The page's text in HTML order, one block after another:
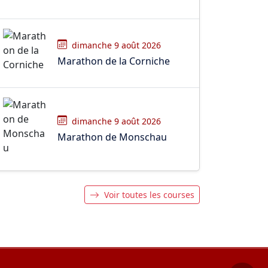
dimanche 9 août 2026
Marathon de la Corniche
dimanche 9 août 2026
Marathon de Monschau
Voir toutes les courses